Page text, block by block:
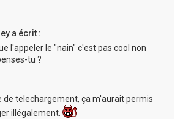
a écrit :
l'appeler le "nain" c'est pas cool non
tu ?
de telechargement, ça m'aurait permis
illégalement.